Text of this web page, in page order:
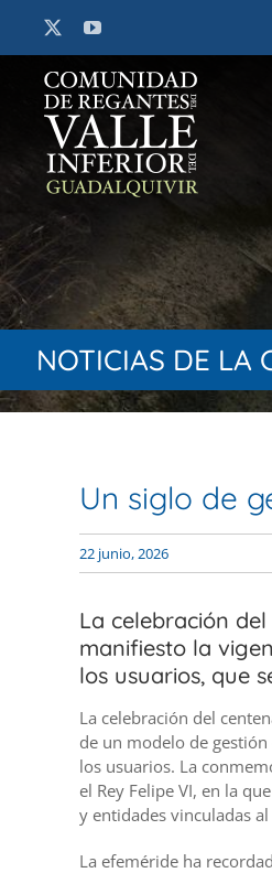
contenido
NOTICIAS DE LA
Un siglo de
22 junio, 2026
La celebración
manifiesto la
los usuarios, que
La celebración del
de un modelo de
los usuarios. La
el Rey Felipe VI, en la
y entidades vinculadas al
La efeméride ha